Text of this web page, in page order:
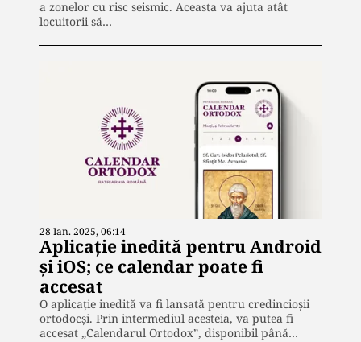
a zonelor cu risc seismic. Aceasta va ajuta atât
locuitorii să…
28 Ian. 2025, 06:14
Aplicație inedită pentru Android
și iOS; ce calendar poate fi
accesat
O aplicație inedită va fi lansată pentru credincioșii
ortodocși. Prin intermediul acesteia, va putea fi
accesat „Calendarul Ortodox”, disponibil până…